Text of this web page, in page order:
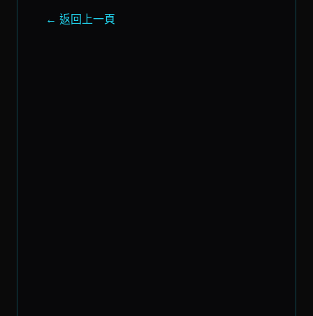
← 返回上一頁